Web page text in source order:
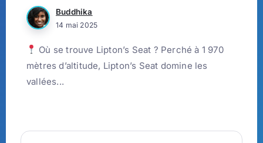
Buddhika
14 mai 2025
Où se trouve Lipton’s Seat ? Perché à 1 970
mètres d’altitude, Lipton’s Seat domine les
vallées...